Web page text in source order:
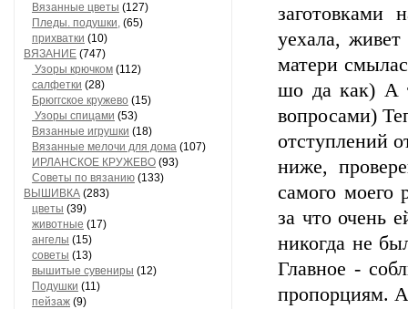
Вязанные цветы (127)
Пледы. подушки, (65)
прихватки (10)
ВЯЗАНИЕ (747)
Узоры крючком (112)
салфетки (28)
Брюггское кружево (15)
Узоры спицами (53)
Вязанные игрушки (18)
Вязанные мелочи для дома (107)
ИРЛАНСКОЕ КРУЖЕВО (93)
Советы по вязанию (133)
ВЫШИВКА (283)
цветы (39)
животные (17)
ангелы (15)
советы (13)
вышитые сувениры (12)
Подушки (11)
пейзаж (9)
уехала,
матери
шо да как) А
вопросами)
отступлений
ниже,
самого моего
за что очень
никогда не
Главное -
пропорциям.